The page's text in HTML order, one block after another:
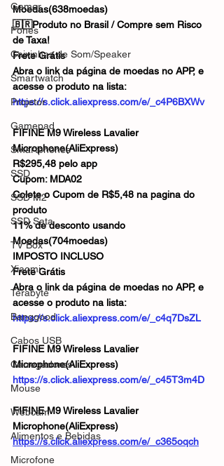
Gamer
Fones
Caixinhas de Som/Speaker
Smartwatch
Projetor
Gamepad
Smartphones
SSD
SSD M2
SSD Sata
TV Box
Xiaomi
Terabyte
Banggood
Cabos USB
Carregadores
Mouse
Webcam
Alimentos e Bebidas
Microfone
Moedas(638moedas)
🇧🇷Produto no Brasil / Compre sem Risco
de Taxa!
Frete Grátis
Abra o link da página de moedas no APP, e
acesse o produto na lista:
https://s.click.aliexpress.com/e/_c4P6BXWv
FIFINE M9 Wireless Lavalier
Microphone(AliExpress)
R$295,48 pelo app
Cupom: MDA02
Colete o Cupom de R$5,48 na pagina do
produto
11% de desconto usando
Moedas(704moedas)
IMPOSTO INCLUSO
Frete Grátis
Abra o link da página de moedas no APP, e
acesse o produto na lista:
https://s.click.aliexpress.com/e/_c4q7DsZL
FIFINE M9 Wireless Lavalier
Microphone(AliExpress)
https://s.click.aliexpress.com/e/_c45T3m4D
FIFINE M9 Wireless Lavalier
Microphone(AliExpress)
https://s.click.aliexpress.com/e/_c365oqch